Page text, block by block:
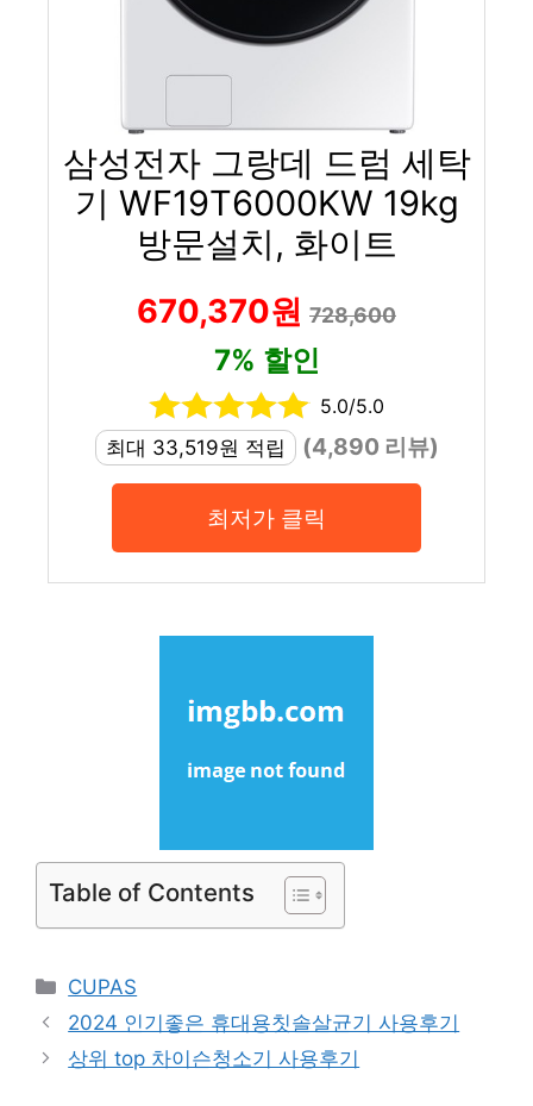
삼성전자 그랑데 드럼 세탁
기 WF19T6000KW 19kg
방문설치, 화이트
670,370원 728,600
7% 할인
5.0/5.0
최대 33,519원 적립
(4,890 리뷰)
최저가 클릭
Table of Contents
Categories
CUPAS
2024 인기좋은 휴대용칫솔살균기 사용후기
상위 top 차이슨청소기 사용후기